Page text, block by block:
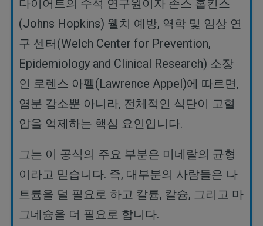
다이어트의 수석 연구원이자 존스 홉킨스
(Johns Hopkins) 웰치 예방, 역학 및 임상 연
구 센터(Welch Center for Prevention,
Epidemiology and Clinical Research) 소장
인 로렌스 아펠(Lawrence Appel)에 따르면,
염분 감소뿐 아니라, 전체적인 식단이 고혈
압을 억제하는 핵심 요인입니다.
그는 이 공식의 주요 부분은 미네랄의 균형
이라고 믿습니다. 즉, 대부분의 사람들은 나
트륨을 덜 필요로 하고 칼륨, 칼슘, 그리고 마
그네슘을 더 필요로 합니다.